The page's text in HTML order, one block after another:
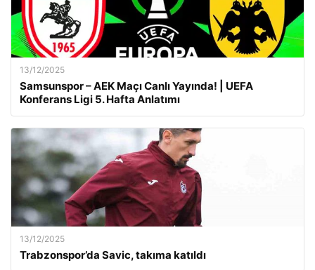
13/12/2025
Samsunspor – AEK Maçı Canlı Yayında! | UEFA
Konferans Ligi 5. Hafta Anlatımı
13/12/2025
Trabzonspor’da Savic, takıma katıldı